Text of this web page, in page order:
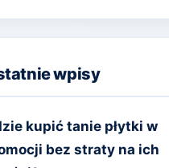
wpisy
kupić tanie płytki w
bez straty na ich